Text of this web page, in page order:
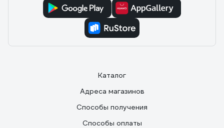
Каталог
Адреса магазинов
Способы получения
Способы оплаты